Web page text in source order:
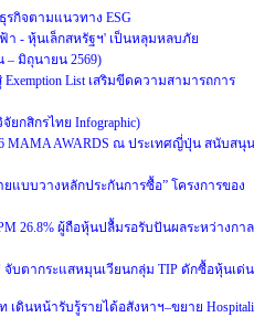
รกิจตามแนวทาง ESG
า - หุ้นเล็กสหรัฐฯ' เป็นหลุมหลบภัย
– มิถุนายน 2569)
List เสริมขีดความสามารถการ
กสิกรไทย Infographic)
MAMA AWARDS ณ ประเทศญี่ปุ่น สนับสนุน
บบวางหลักประกันการซื้อ” โครงการของ
26.8% ผู้ถือหุ้นปลื้มรอรับปันผลระหว่างกาล
บตากระแสหมุนเวียนกลุ่ม TIP ดักซื้อหุ้นเด่น
ดินหน้ารับรู้รายได้อสังหาฯ–ขยาย